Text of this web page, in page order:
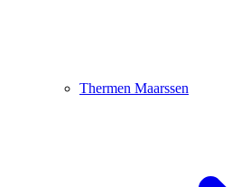
Thermen Maarssen